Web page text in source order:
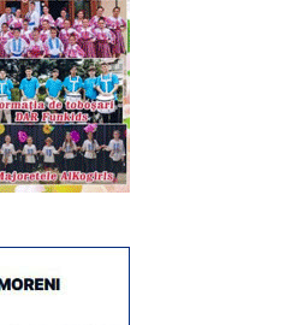
„Ziua Comunei
pe parcursul întregii după
copiii, artiști în devenire,
pentru a încânta miiile de